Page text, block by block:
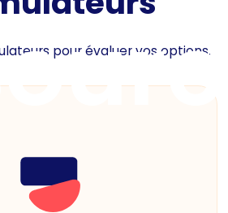
pour évaluer vos options.